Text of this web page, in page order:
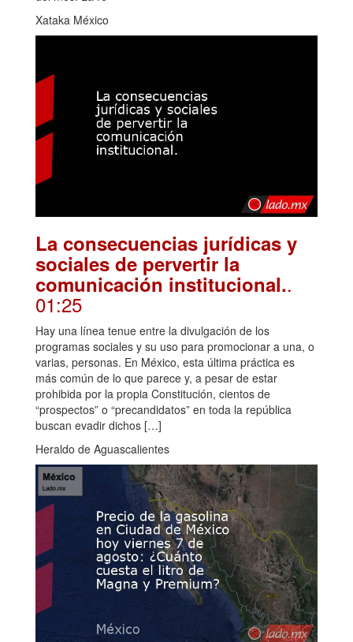
Xataka México
La consecuencias jurídicas y
sociales de pervertir la
comunicación institucional..
01:25
Hay una línea tenue entre la divulgación de los
programas sociales y su uso para promocionar a una, o
varias, personas. En México, esta última práctica es
más común de lo que parece y, a pesar de estar
prohibida por la propia Constitución, cientos de
“prospectos” o “precandidatos” en toda la república
buscan evadir dichos […]
Heraldo de Aguascalientes